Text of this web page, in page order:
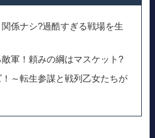
係ナシ?過酷すぎる戦場を生
軍！頼みの綱はマスケット?
～転生参謀と戦列乙女たちが